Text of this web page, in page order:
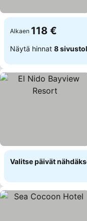
Alkaen 118 €
Näytä hinnat 8
Valitse päivät